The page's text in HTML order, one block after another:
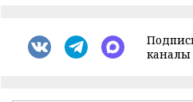
каналы